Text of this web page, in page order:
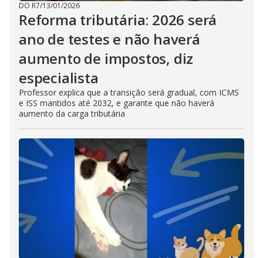
DO R7/13/01/2026
Reforma tributária: 2026 será
ano de testes e não haverá
aumento de impostos, diz
especialista
Professor explica que a transição será gradual, com ICMS
e ISS mantidos até 2032, e garante que não haverá
aumento da carga tributária